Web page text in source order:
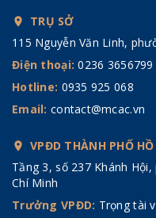
TRỤ SỞ
115 Nguyễn Văn Linh,
Điện thoại:0236 3656799
Hotline: 0935 925 068
Email: contact@mcac.vn
VPĐD THÀNH PHỐ
Tầng 3, số 237 Khánh
Chí Minh
Trưởng VPĐD: Trọng tài